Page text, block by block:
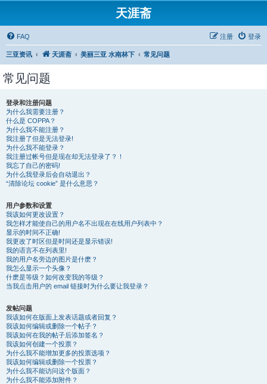
天涯斋
FAQ 登录
注册
三亚资讯 天涯斋 美丽三亚 水南林下 常见问题
常见问题
登录和注册问题
为什么我需要注册？
什么是 COPPA？
为什么我不能注册？
我注册了但是无法登录!
为什么我不能登录？
我注册过帐号但是现在却无法登录了？！
我忘了自己的密码!
为什么我登录后会自动退出？
“清除论坛 cookie” 是什么意思？
用户参数和设置
我该如何更改设置？
我怎样才能使自己的用户名不出现在在线用户列表中？
显示的时间不正确!
我更改了时区但是时间还是显示错误!
我的语言不在列表里!
我的用户名旁边的图片是什麽？
我怎么显示一个头像？
什麽是等级？如何改变我的等级？
当我点击用户的 email 链接时为什么要让我登录？
发帖问题
我该如何在版面上发表话题或者回复？
我该如何编辑或删除一个帖子？
我该如何在我的帖子后添加签名？
我该如何创建一个投票？
为什么我不能增加更多的投票选项？
我该如何编辑或删除一个投票？
为什么我不能访问这个版面？
为什么我不能添加附件？